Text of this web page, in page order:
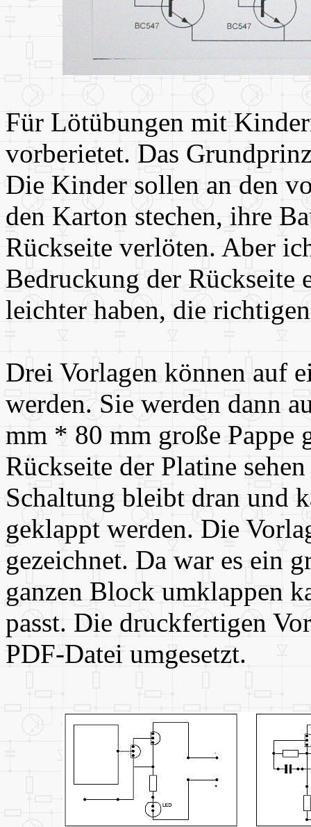
Für Lötübungen mit
vorberietet. Das
Die Kinder sollen an den
den Karton stechen, ihre
Rückseite verlöten. Aber
Bedruckung der Rückseite
leichter haben, die
Drei Vorlagen können auf
werden. Sie werden dann
mm * 80 mm große Pappe
Rückseite der Platine
Schaltung bleibt dran und
geklappt werden. Die
gezeichnet. Da war es ein
ganzen Block umklappen
passt. Die druckfertigen
PDF-Datei umgesetzt.